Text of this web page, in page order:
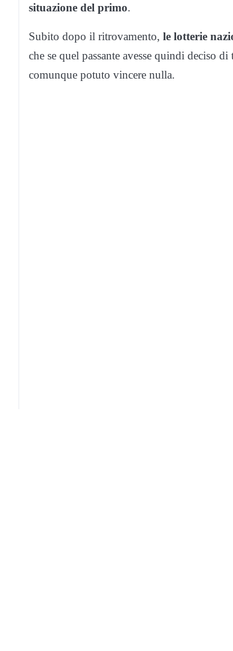
situazione del primo.
Subito dopo il ritrovamento, le lotterie
che se quel passante avesse quindi deciso
comunque potuto vincere nulla.